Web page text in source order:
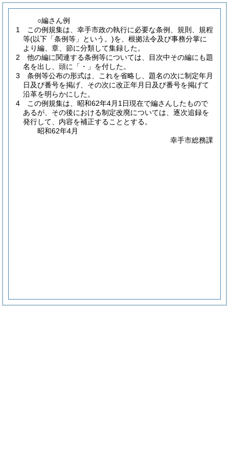
○編さん例
1 この例規集は、幸手市政の執行に必要な条例、規則、規程
等(以下「条例等」という。)を、根拠法令及び事務分掌に
より編、章、節に分類して集録した。
2 他の編に関連する条例等については、目次中その編にも題
名を出し、頭に「・」を付した。
3 条例等公布の形式は、これを省略し、題名の次に制定年月
日及び番号を掲げ、その次に改正年月日及び番号を掲げて
沿革を明らかにした。
4 この例規集は、昭和62年4月1日現在で編さんしたもので
あるが、その後における制定改廃については、逐次追録を
発行して、内容を補正することとする。
昭和62年4月
幸手市総務課